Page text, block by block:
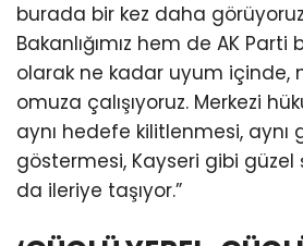
burada bir kez daha
Bakanlığımız hem de AK
olarak ne kadar uyum içinde,
omuza çalışıyoruz. Merkezi
aynı hedefe kilitlenmesi, aynı
göstermesi, Kayseri gibi
da ileriye taşıyor.”